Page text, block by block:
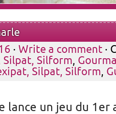
· Write a comment ·
Silpat, Silform,
Silpat, Silform,
lance un jeu du 1er